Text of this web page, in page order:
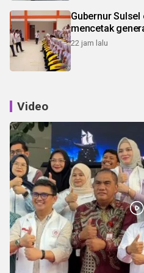
Gubernur
mencetak
22 jam lalu
Video